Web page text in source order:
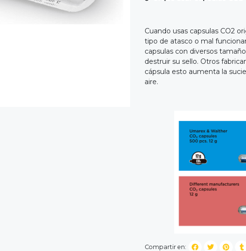
Cuando usas capsulas CO2
tipo de atasco o mal
capsulas con diversos
destruir su sello. Otros
cápsula esto aumenta la
aire.
Compartir en: